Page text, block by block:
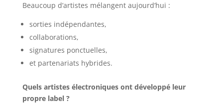
Beaucoup d’artistes mélangent aujourd’hui :
sorties indépendantes,
collaborations,
signatures ponctuelles,
et partenariats hybrides.
Quels artistes électroniques ont développé leur
propre label ?